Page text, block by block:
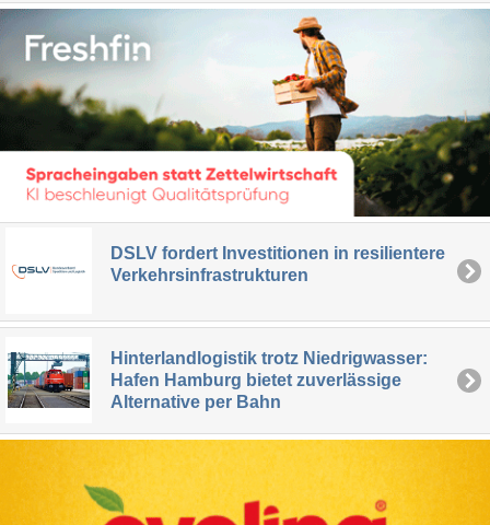
DSLV fordert Investitionen in resilientere
Verkehrsinfrastrukturen
Hinterlandlogistik trotz Niedrigwasser:
Hafen Hamburg bietet zuverlässige
Alternative per Bahn